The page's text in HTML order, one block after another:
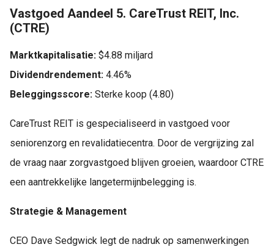
Vastgoed Aandeel 5. CareTrust REIT, Inc.
(CTRE)
Marktkapitalisatie: $4.88 miljard
Dividendrendement: 4.46%
Beleggingsscore: Sterke koop (4.80)
CareTrust REIT is gespecialiseerd in vastgoed voor
seniorenzorg en revalidatiecentra. Door de vergrijzing zal
de vraag naar zorgvastgoed blijven groeien, waardoor CTRE
een aantrekkelijke langetermijnbelegging is.
Strategie & Management
CEO Dave Sedgwick legt de nadruk op samenwerkingen